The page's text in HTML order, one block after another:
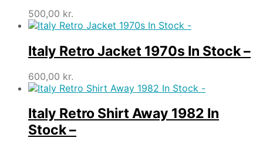
500,00 kr.
Italy Retro Jacket 1970s In Stock –
600,00 kr.
Italy Retro Shirt Away 1982 In
Stock –